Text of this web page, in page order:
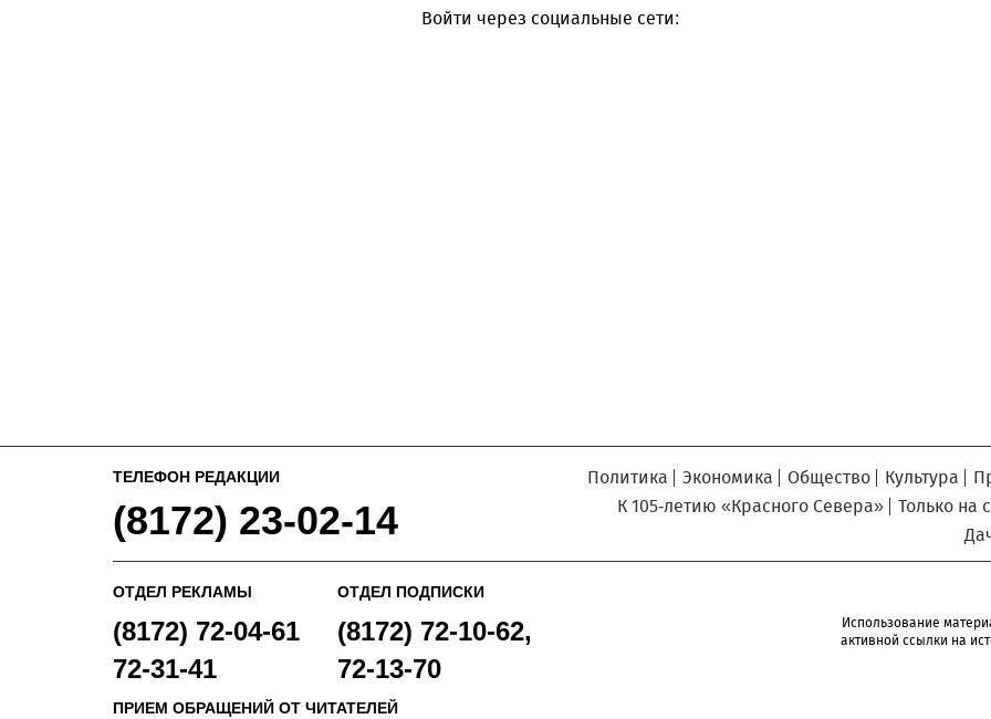
Войти через социальные сети:
ТЕЛЕФОН РЕДАКЦИИ
(8172) 23-02-14
Политика Экономика Общество Культура
К 105-летию «Красного Севера»
Только на
ОТДЕЛ РЕКЛАМЫ
(8172) 72-04-61
72-31-41
ОТДЕЛ ПОДПИСКИ
(8172) 72-10-62,
72-13-70
ПРИЕМ ОБРАЩЕНИЙ ОТ ЧИТАТЕЛЕЙ
Использование
активной ссылки на